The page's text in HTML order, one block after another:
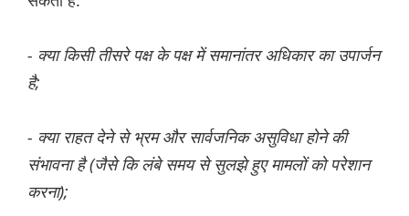
- क्या किसी तीसरे पक्ष के पक्ष में समानांतर अधिकार का उपार्जन
है;
- क्या राहत देने से भ्रम और सार्वजनिक असुविधा होने की
संभावना है (जैसे कि लंबे समय से सुलझे हुए मामलों को परेशान
करना);